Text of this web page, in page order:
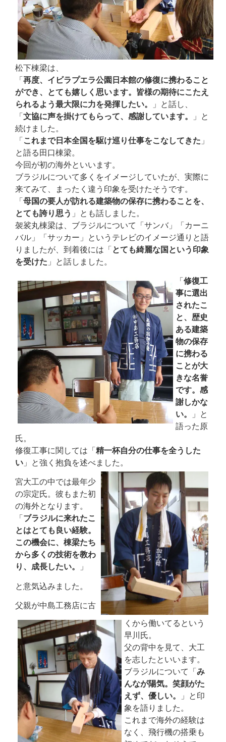
松下棟梁は、
「再度、イビラプエラ公園日本館の修復に携わること
ができ、とても嬉しく思います。皆様の期待にこたえ
られるよう最大限に力を発揮したい。
」と話し、
「文協に声を掛けてもらって、感謝しています。
」と
続けました。
「これまで日本全国を駆け巡り仕事をこなしてきた 」
と語る田口棟梁。
今回が初の海外といいます。
ブラジルについて多くをイメージしていたが、実際に
来てみて、まったく違う印象を受けたそうです。
「母国の要人が訪れる建築物の保存に携わることを、
とても誇り思う 」とも話しました。
袈裟丸棟梁は、ブラジルについて「サンバ」「カーニ
バル」「サッカー」というテレビのイメージ通りと語
りましたが、到着後には「とても綺麗な国という印象
を受けた 」と話しました。
「修復工
事に選出
されたこ
と、歴史
ある建築
物の保存
に携わる
ことが大
きな名誉
です。感
謝しかな
い。
」と
語った原
氏。
修復工事に関しては「精一杯自分の仕事を全うした
い 」と強く抱負を述べました。
宮大工の中では最年少
の宗定氏。彼もまた初
の海外となります。
「 ブラジルに来れたこ
とはとても良い経験。
この機会に、棟梁たち
から多くの技術を教わ
り、成長したい。
」
と意気込みました。
父親が中島工務店に古
くから働いてるという
早川氏。
父の背中を見て、大工
を志したといいます。
ブラジルについて「み
んなが陽気。笑顔がた
えず、優しい。
」と印
象を語りました。
これまで海外の経験は
なく、飛行機の搭乗も